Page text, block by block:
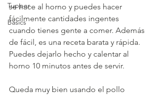
Tupper
Basics
se hace al horno y puedes hacer
fácilmente cantidades ingentes
cuando tienes gente a comer. Además
de fácil, es una receta barata y rápida.
Puedes dejarlo hecho y calentar al
horno 10 minutos antes de servir.
Queda muy bien usando el pollo